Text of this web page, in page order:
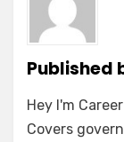
Published
Hey I'm
Covers